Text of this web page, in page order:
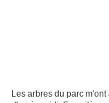
Les arbres du parc